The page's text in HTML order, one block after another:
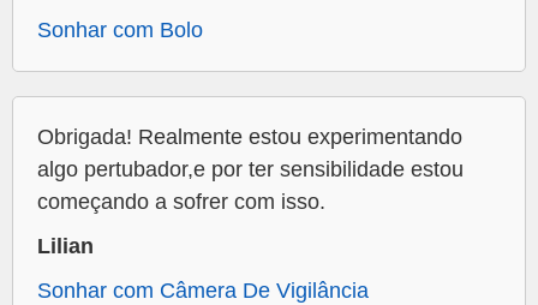
Sonhar com Bolo
Obrigada! Realmente estou experimentando
algo pertubador,e por ter sensibilidade estou
começando a sofrer com isso.
Lilian
Sonhar com Câmera De Vigilância